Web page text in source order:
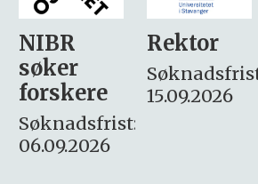
Rektor
Søknadsfrist:
15.09.2026
innen
miljøkjemi